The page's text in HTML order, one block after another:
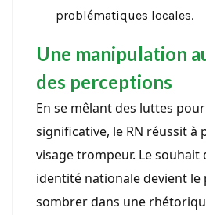
problématiques locales.
Une manipulation
des perceptions
En se mêlant des luttes
significative, le RN réussit à
visage trompeur. Le souhait
identité nationale devient
sombrer dans une